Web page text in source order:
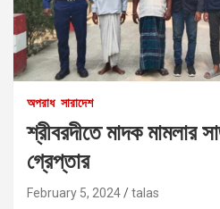
অপরাধ সারাদেশ
শ্রীবরদীতে মাদক মামলার
গ্রেপ্তার
February 5, 2024 talas